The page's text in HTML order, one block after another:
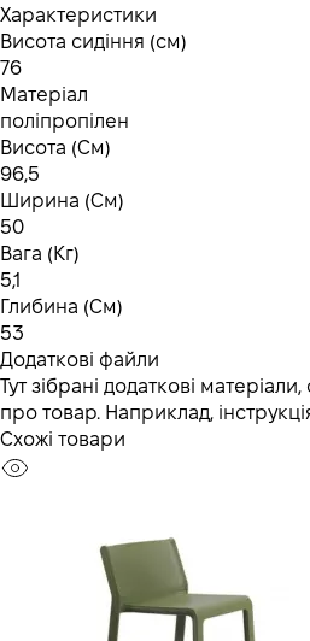
Характеристики
Висота сидіння (см)
76
Матеріал
поліпропілен
Висота (См)
96,5
Ширина (См)
50
Вага (Кг)
5,1
Глибина (См)
53
Додаткові файли
Тут зібрані додаткові
про товар. Наприклад,
Схожі товари